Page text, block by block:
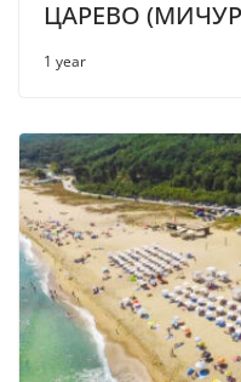
ЦАРЕВО
1 year